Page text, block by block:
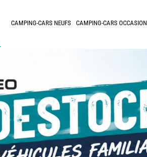
CAMPING-CARS NEUFS CAMPING-CARS OCCASION